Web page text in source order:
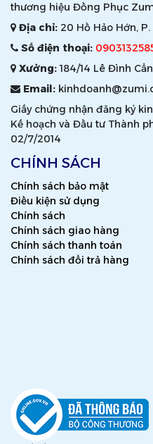
thương hiệu Đồng Phục
Địa chỉ: 20 Hồ Hảo Hớn,
Số điện thoại:
Xưởng:184/14 Lê Đình
Email:
Giấy chứng nhận đăng ký
Kế hoạch và Đầu tư Thành
02/7/2014
CHÍNH SÁCH
Chính sách bảo mật
Điều kiện sử dụng
Chính sách
Chính sách giao hàng
Chính sách thanh toán
Chính sách đổi trả hàng